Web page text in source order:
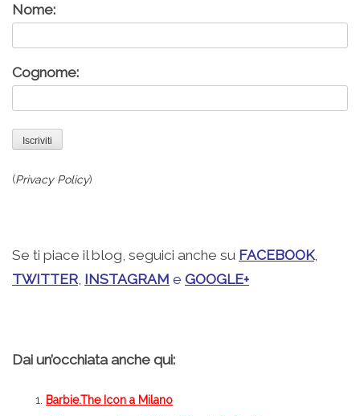
Nome:
Cognome:
(Privacy Policy)
Se ti piace il blog, seguici anche su FACEBOOK,
TWITTER INSTAGRAM e GOOGLE+
Dai un’occhiata anche qui:
Barbie.The Icon a Milano